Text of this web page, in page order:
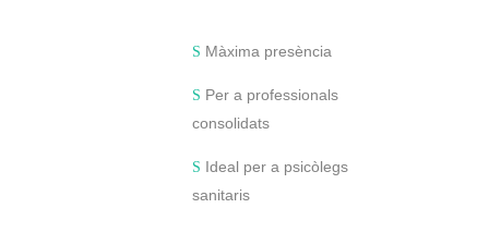
Màxima presència
Per a professionals
consolidats
Ideal per a psicòlegs
sanitaris